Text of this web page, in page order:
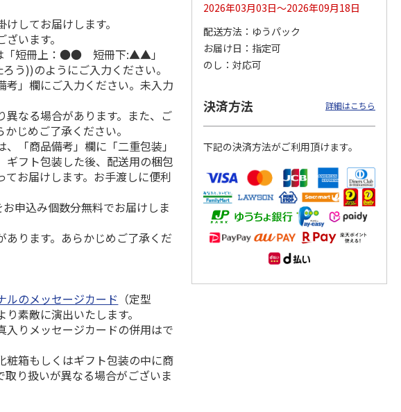
産フ
入（…
5.0（3）
4,500円
(送料・税込) (送料・税込)
ートジェリー ６個
4.7
（3）
3,400円
(送料・税込)
（東日本版）
してお届けします。
います。
は「短冊上：●● 短冊下:▲▲」
))のようにご入力ください。
」欄にご入力ください。未入力
なる場合があります。また、ご
じめご了承ください。
「商品備考」欄に「二重包装」
ギフト包装した後、配送用の梱包
てお届けします。お手渡しに便利
申込み個数分無料でお届けしま
ります。あらかじめご了承くだ
ルのメッセージカード （定型
り素敵に演出いたします。
りメッセージカードの併用はで
箱もしくはギフト包装の中に商
り扱いが異なる場合がございま
2026年03月03日～2026年09月18日
配送方法
ゆうパック
お届け日
指定可
のし
対応可
決済方法 詳細はこちら
下記の決済方法がご利用頂けます。